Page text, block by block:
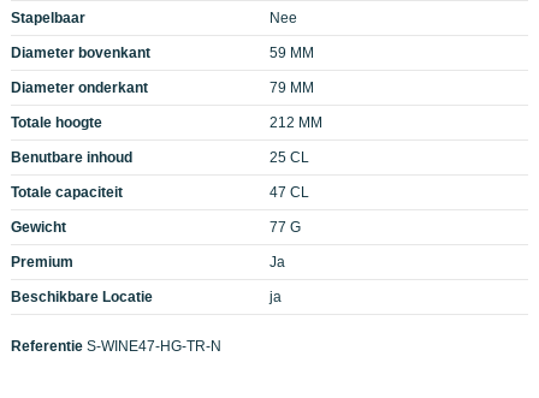
Stapelbaar Nee
Diameter bovenkant 59 MM
Diameter onderkant 79 MM
Totale hoogte 212 MM
Benutbare inhoud 25 CL
Totale capaciteit 47 CL
Gewicht 77 G
Premium Ja
Beschikbare Locatie ja
Referentie S-WINE47-HG-TR-N